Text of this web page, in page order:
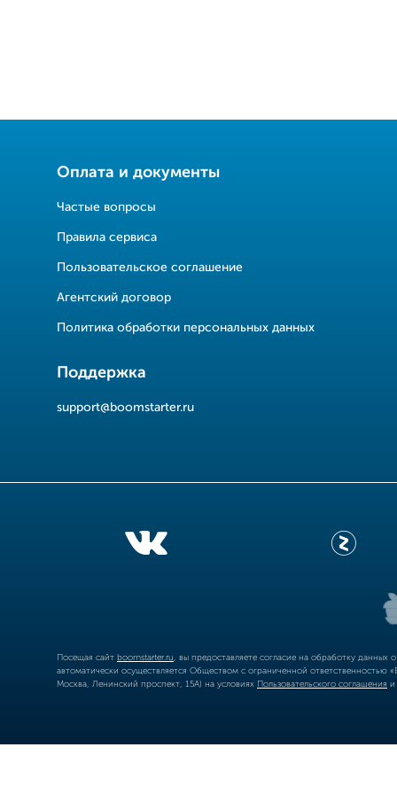
Оплата и документы
Частые вопросы
Правила сервиса
Пользовательское соглашение
Агентский договор
Политика обработки персональных данных
Поддержка
support@boomstarter.ru
Посещая сайт boomstarter.ru , вы предоставляете согласие на обработку
автоматически осуществляется Обществом с ограниченной
Москва, Ленинский проспект, 15А) на условиях Пользовательского соглашения и